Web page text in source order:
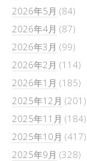
2026年5月 (84)
2026年4月 (87)
2026年3月 (99)
2026年2月 (114)
2026年1月 (185)
2025年12月 (201)
2025年11月 (184)
2025年10月 (417)
2025年9月 (328)